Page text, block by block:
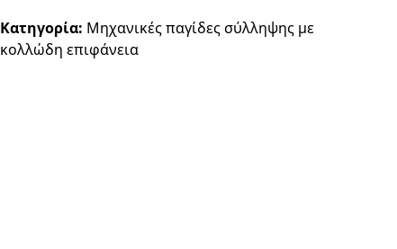
Κατηγορία: Μηχανικές παγίδες σύλληψης με
κολλώδη επιφάνεια